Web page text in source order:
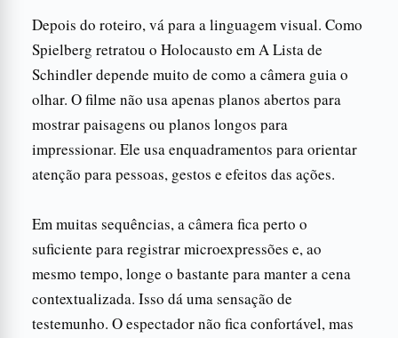
Depois do roteiro, vá para a linguagem visual. Como
Spielberg retratou o Holocausto em A Lista de
Schindler depende muito de como a câmera guia o
olhar. O filme não usa apenas planos abertos para
mostrar paisagens ou planos longos para
impressionar. Ele usa enquadramentos para orientar
atenção para pessoas, gestos e efeitos das ações.
Em muitas sequências, a câmera fica perto o
suficiente para registrar microexpressões e, ao
mesmo tempo, longe o bastante para manter a cena
contextualizada. Isso dá uma sensação de
testemunho. O espectador não fica confortável, mas